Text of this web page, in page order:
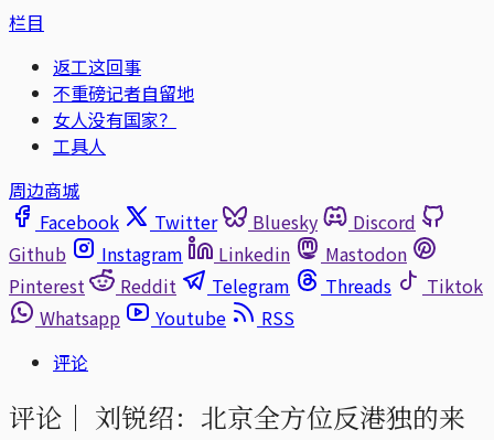
栏目
返工这回事
不重磅记者自留地
女人没有国家？
工具人
周边商城
Facebook
Twitter Bluesky
Discord
Github
Instagram Linkedin
Mastodon
Pinterest
Reddit Telegram Threads
Tiktok
Whatsapp
Youtube
RSS
评论
评论｜ 刘锐绍：北京全方位反港独的来